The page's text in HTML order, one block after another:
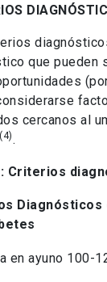
que pueden
cercanos al
(4) .
Criterios
Diagnósticos
en ayuno 100-